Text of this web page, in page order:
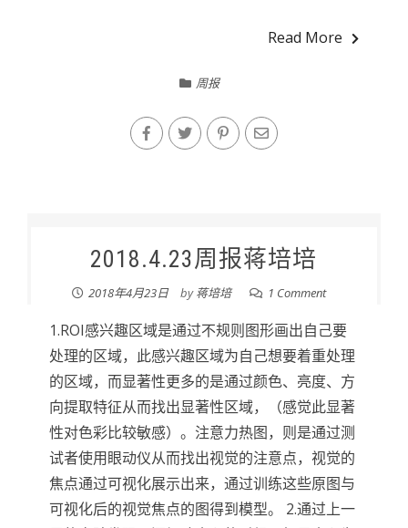
Read More
周报
2018.4.23周报蒋培培
2018年4月23日 by蒋培培 1 Comment
1.ROI感兴趣区域是通过不规则图形画出自己要
处理的区域，此感兴趣区域为自己想要着重处理
的区域，而显著性更多的是通过颜色、亮度、方
向提取特征从而找出显著性区域，（感觉此显著
性对色彩比较敏感）。注意力热图，则是通过测
试者使用眼动仪从而找出视觉的注意点，视觉的
焦点通过可视化展示出来，通过训练这些原图与
可视化后的视觉焦点的图得到模型。 2.通过上一